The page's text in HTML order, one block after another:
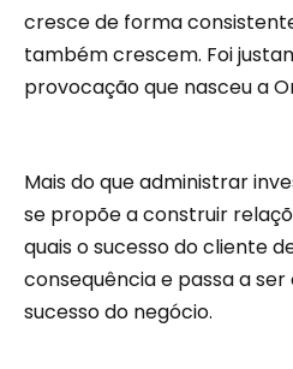
cresce de forma
também crescem. Foi
provocação que nasceu a
Mais do que administrar
se propõe a construir
quais o sucesso do cliente
consequência e passa a
sucesso do negócio.